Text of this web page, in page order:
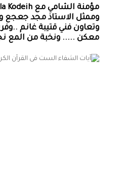
وممثل الاستاذ مجد جعجع
وتعاون فني قتيبة غانم
معكن ..... ونخبة من المع